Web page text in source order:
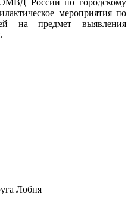
России по городскому
мероприятия по
на предмет выявления
Лобня